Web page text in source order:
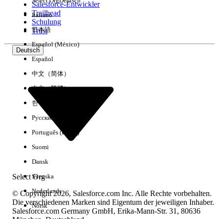
Erfahrung
Keine Ergebnisse
Salesforce-Entwickler
Trailhead
Schulung
Trust
Deutsch
Select Org
Italiano
日本語
Español (México)
Español
中文（简体）
中文（繁體）
한국어
Русский
Português (Brasil)
Suomi
Dansk
Svenska
Nederlands
Norsk
© Copyright 2026, Salesforce.com Inc. Alle Rechte vorbehalten.
Die verschiedenen Marken sind Eigentum der jeweiligen Inhaber.
Salesforce.com Germany GmbH, Erika-Mann-Str. 31, 80636